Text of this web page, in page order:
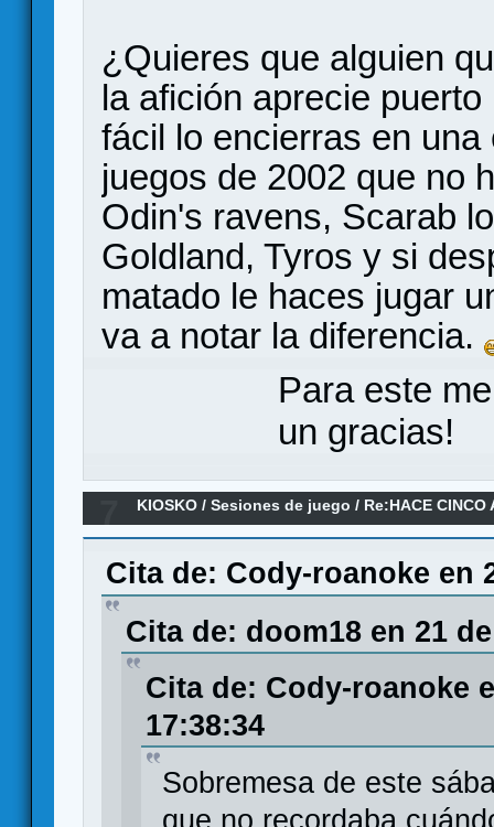
¿Quieres que alguien
la afición aprecie
fácil lo encierras en
juegos de 2002 que no
Odin's ravens, Scarab
Goldland, Tyros y si
matado le haces jugar
va a notar la diferencia.
Para este
un gracias!
KIOSKO /Sesiones de juego / Re:HACE CINCO
Cita de: Cody-roanoke en
Cita de: doom18 en 21
Cita de: Cody-roanoke
17:38:34
Sobremesa de este
que no recordaba